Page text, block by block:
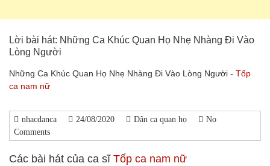
Lời bài hát: Những Ca Khúc Quan Họ Nhẹ Nhàng Đi Vào
Lòng Người
Những Ca Khúc Quan Họ Nhẹ Nhàng Đi Vào Lòng Người - Tốp
ca nam nữ
nhacdanca 24/08/2020 Dân ca quan họ
No
Comments
Các bài hát của ca sĩ Tốp ca nam nữ